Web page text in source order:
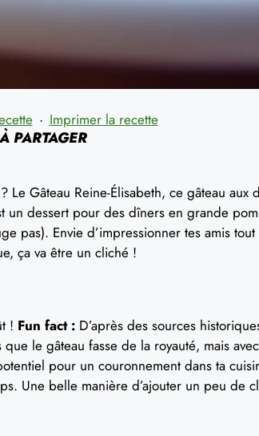
· Imprimer la recette
PARTAGER
Gâteau Reine-Élisabeth, ce gâteau aux
un dessert pour des dîners en grande
pas). Envie d’impressionner tes amis
ça va être un cliché !
! Fun fact : D’après des sources
le gâteau fasse de la royauté, mais
pour un couronnement dans ta
Une belle manière d’ajouter un peu de